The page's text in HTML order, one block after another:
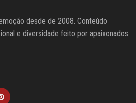
desde de 2008. Conteúdo
e diversidade feito por apaixonados